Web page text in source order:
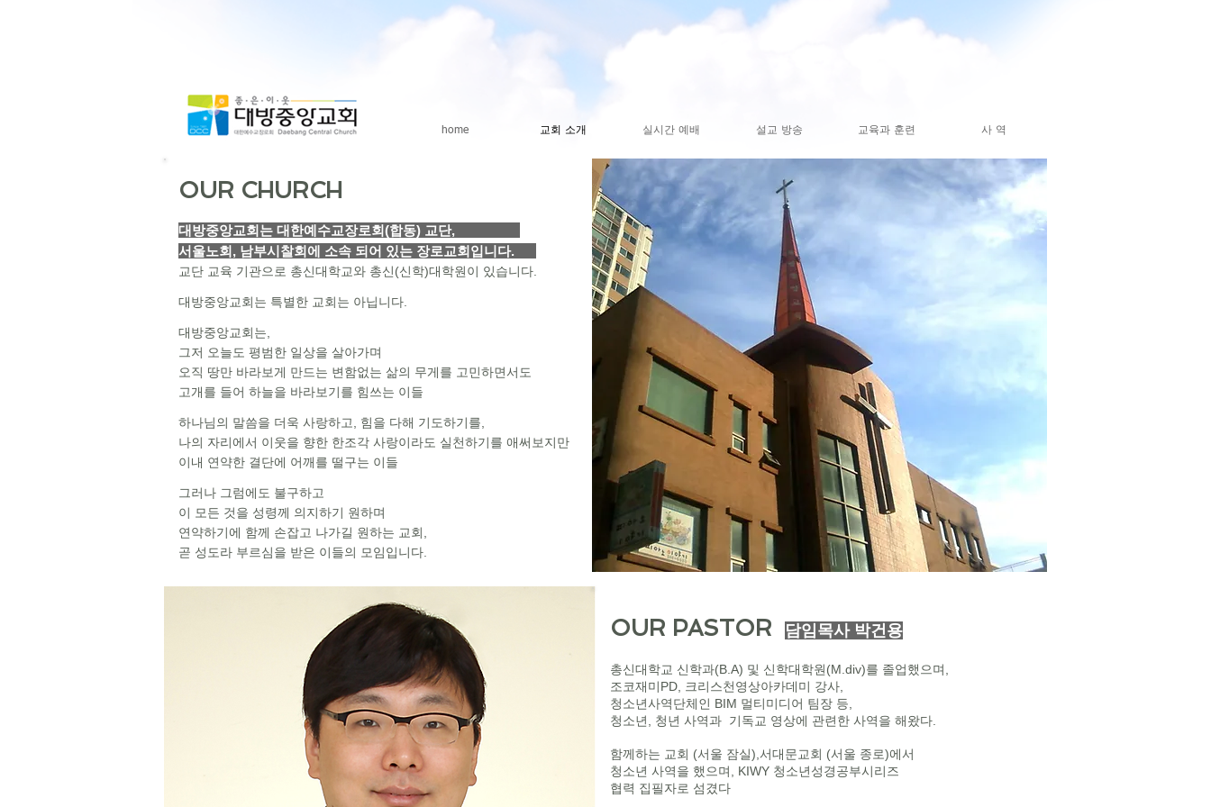
home 교회 소개 실시간 예배 설교 방송 교육과 훈련 사 역
OUR CHURCH
대방중앙교회는 대한예수교장로회(합동) 교단,
서울노회, 남부시찰회에 소속 되어 있는 장로교회입니다.
교단 교육 기관으로 총신대학교와 총신(신학)대학원이 있습니다.
대방중앙교회는 특별한 교회는 아닙니다.
대방중앙교회는,
그저 오늘도 평범한 일상을 살아가며
오직 땅만 바라보게 만드는 변함없는 삶의 무게를 고민하면서도
고개를 들어 하늘을 바라보기를 힘쓰는 이들
하나님의 말씀을 더욱 사랑하고, 힘을 다해 기도하기를,
나의 자리에서 이웃을 향한 한조각 사랑이라도 실천하기를 애써보지만
이내 연약한 결단에 어깨를 떨구는 이들
그러나 그럼에도 불구하고
이 모든 것을 성령께 의지하기 원하며
연약하기에 함께 손잡고 나가길 원하는 교회,
곧 성도라 부르심을 받은 이들의 모임입니다.
OUR PASTOR 담임목사 박건용
총신대학교 신학과(B.A) 및 신학대학원(M.div)를 졸업했으며,
조코재미PD, 크리스천영상아카데미 강사,
청소년사역단체인 BIM 멀티미디어 팀장 등,
청소년, 청년 사역과 기독교 영상에 관련한 사역을 해왔다.
함께하는 교회 (서울 잠실),서대문교회 (서울 종로)에서
청소년 사역을 했으며, KIWY 청소년성경공부시리즈
협력 집필자로 섬겼다